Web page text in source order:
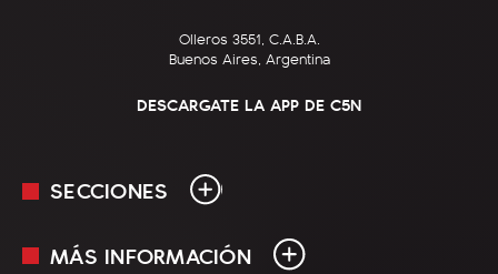
Olleros 3551, C.A.B.A.
Buenos Aires, Argentina
DESCARGATE LA APP DE C5N
SECCIONES
En Vivo
MÁS INFORMACIÓN